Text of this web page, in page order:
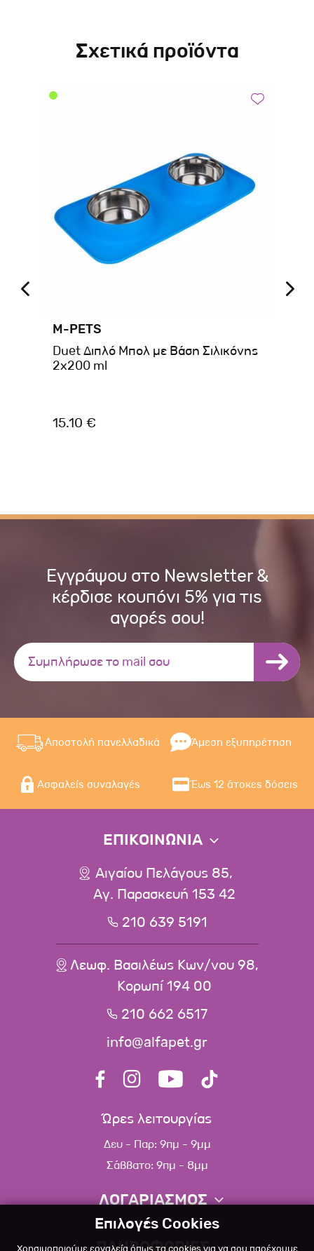
Σχετικά προϊόντα
M-PETS
Duet Διπλό Μπολ με Βάση Σιλικόνης
2x200 ml
15.10 €
Εγγράψου στο Newsletter &
κέρδισε κουπόνι 5% για τις
αγορές σου!
Αποστολή πανελλαδικά Άμεση εξυπηρέτηση
Ασφαλείς συναλαγές Έως 12 άτοκες δόσεις
ΕΠΙΚΟΙΝΩΝΙΑ
Αιγαίου Πελάγους 85,
Αγ. Παρασκευή 153 42
210 639 5191
Λεωφ. Βασιλέως Κων/νου 98,
Κορωπί 194 00
210 662 6517
info@alfapet.gr
Ώρες λειτουργίας
Δευ - Παρ: 9πμ - 9μμ
Σάββατο: 9πμ - 8μμ
ΛΟΓΑΡΙΑΣΜΟΣ
Πληροφορίες λογαριασμού
ΠΛΗΡΟΦΟΡΙΕΣ
Επιλογές Cookies
Χρησιμοποιούμε εργαλεία όπως τα cookies για να σου παρέχουμε